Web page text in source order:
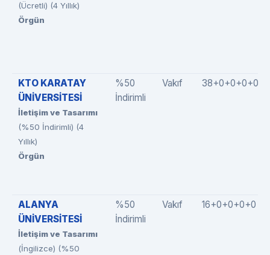
(Ücretli) (4 Yıllık)
Örgün
KTO KARATAY
ÜNİVERSİTESİ
İletişim ve Tasarımı
(%50 İndirimli) (4
Yıllık)
Örgün
%50
İndirimli
Vakıf 38+0+0+0+0
ALANYA
ÜNİVERSİTESİ
İletişim ve Tasarımı
(İngilizce) (%50
%50
İndirimli
Vakıf 16+0+0+0+0